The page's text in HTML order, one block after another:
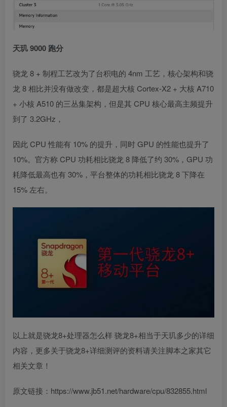
天玑 9000 跑分
骁龙 8 + 制程工艺改为了台积电的 4nm 工艺，核心架构和骁
龙 8 相比并没有做改变，都是超大核 Cortex-X2 + 大核 A710
+ 小核 A510 的三丛集架构，但是其 CPU 核心最高主频提升
到了 3.2GHz，
因此 CPU 性能有 10% 的提升，同时 GPU 的性能也提升了
10%。官方称 CPU 功耗相比骁龙 8 降低了约 30%，GPU 功
耗降低最高也有 30%，平台整体的功耗相比骁龙 8 下降在
15% 左右。
以上就是骁龙8+处理器怎么样 骁龙8+相当于天玑多少的详细
内容，更多关于骁龙8+详细测评的资料请关注脚本之家其它
相关文章！
原文链接：https://www.jb51.net/hardware/cpu/832855.html